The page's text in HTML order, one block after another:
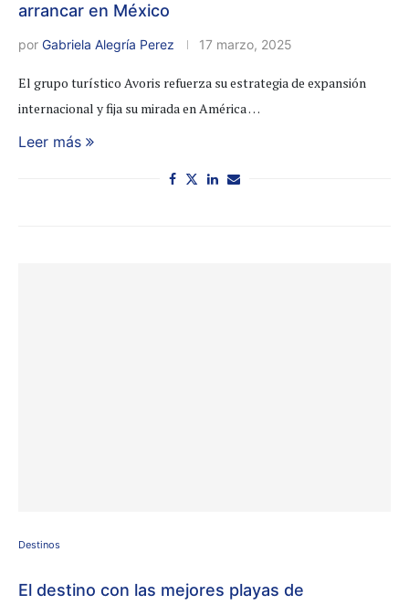
arrancar en México
por Gabriela Alegría Perez 17 marzo, 2025
El grupo turístico Avoris refuerza su estrategia de expansión
internacional y fija su mirada en América …
Leer más
Destinos
El destino con las mejores playas de